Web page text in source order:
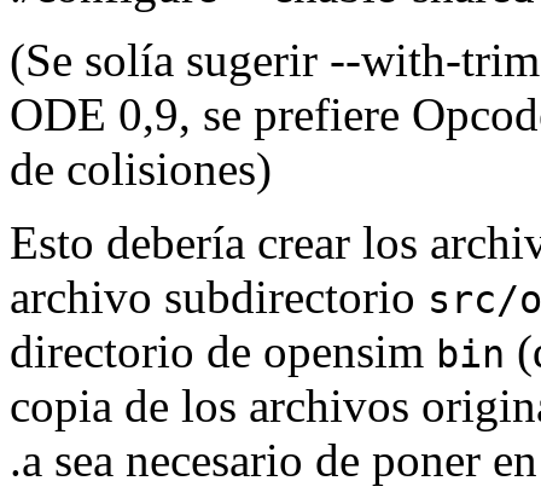
(Se solía sugerir --with-
ODE 0,9, se prefiere
de colisiones)
Esto debería crear los
archivo subdirectorio src/
directorio de opensim bin
copia de los archivos
.a sea necesario de poner